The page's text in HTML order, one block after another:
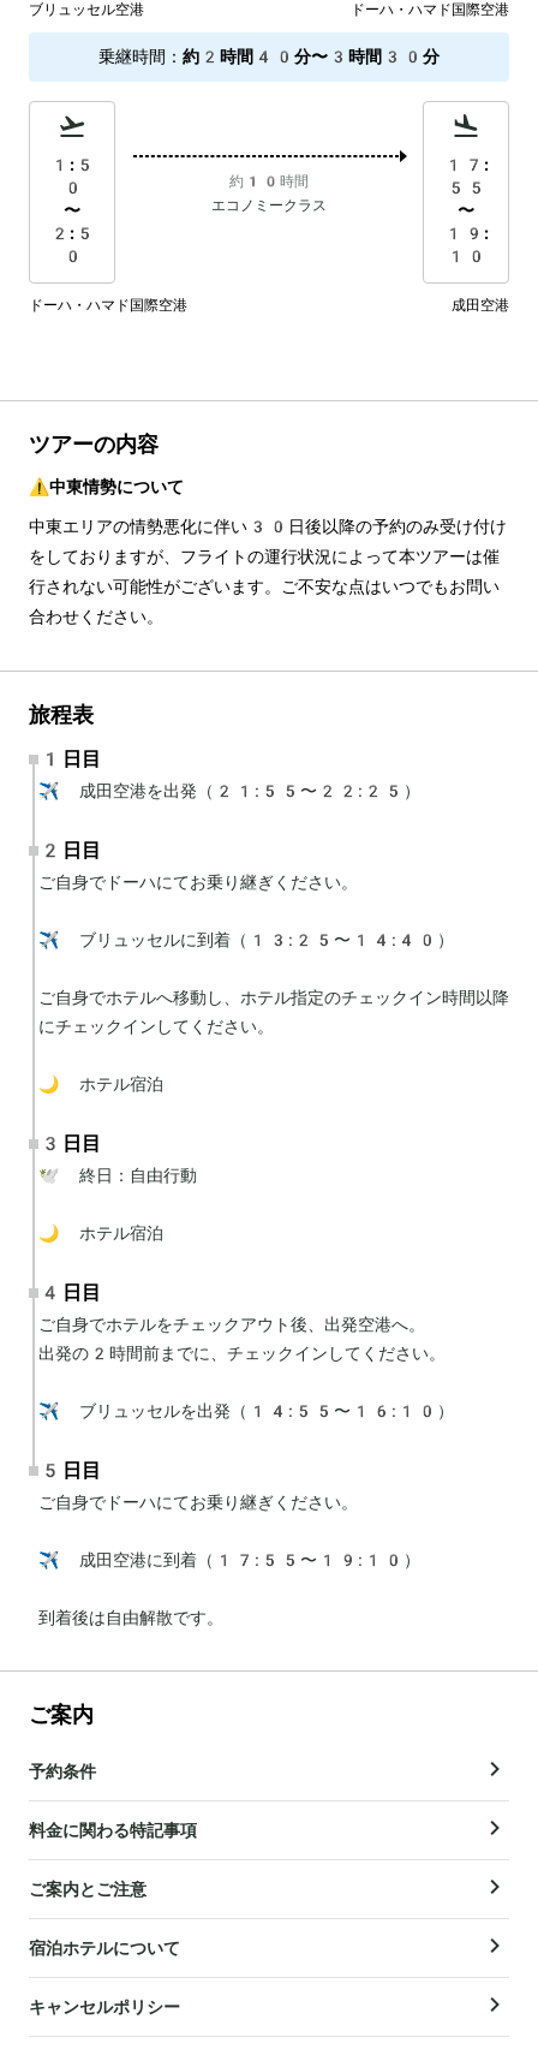
ブリュッセル空港 ドーハ・ハマド国際空港
乗継時間 ： 約2時間40分〜3時間30分
1:5
0
〜
2:5
0
約10時間
エコノミークラス
17:
55
〜
19:
10
ドーハ・ハマド国際空港 成田空港
ツアーの内容
⚠️中東情勢について
中東エリアの情勢悪化に伴い30日後以降の予約のみ受け付け
をしておりますが、フライトの運行状況によって本ツアーは催
行されない可能性がございます。ご不安な点はいつでもお問い
合わせください。
旅程表
1日目
✈️ 成田空港を出発（21:55〜22:25）
2日目
ご自身でドーハにてお乗り継ぎください。
✈️ ブリュッセルに到着（13:25〜14:40）
ご自身でホテルへ移動し、ホテル指定のチェックイン時間以降
にチェックインしてください。
🌙 ホテル宿泊
3日目
🕊 終日：自由行動
🌙 ホテル宿泊
4日目
ご自身でホテルをチェックアウト後、出発空港へ。
出発の2時間前までに、チェックインしてください。
✈️ ブリュッセルを出発（14:55〜16:10）
5日目
ご自身でドーハにてお乗り継ぎください。
✈️ 成田空港に到着（17:55〜19:10）
到着後は自由解散です。
ご案内
予約条件
料金に関わる特記事項
ご案内とご注意
宿泊ホテルについて
キャンセルポリシー